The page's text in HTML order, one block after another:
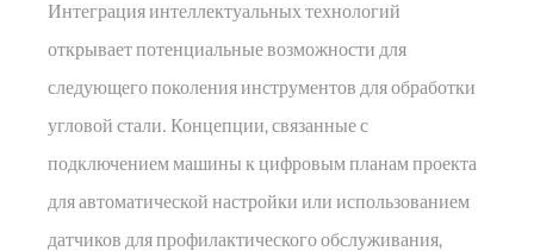
Интеграция интеллектуальных технологий
открывает потенциальные возможности для
следующего поколения инструментов для обработки
угловой стали. Концепции, связанные с
подключением машины к цифровым планам проекта
для автоматической настройки или использованием
датчиков для профилактического обслуживания,